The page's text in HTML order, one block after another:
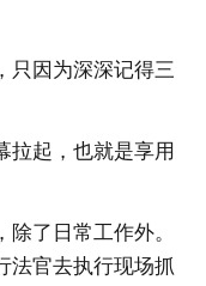
因为深深记得三
起，也就是享用
了日常工作外。
法官去执行现场抓